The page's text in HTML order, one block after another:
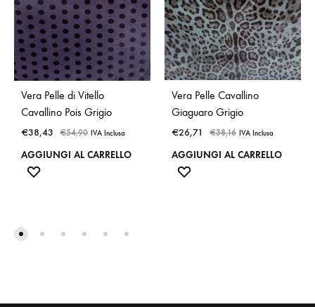
Vera Pelle di Vitello
Cavallino Pois Grigio
€38,43 €54,90 IVA Inclusa
AGGIUNGI AL CARRELLO
Vera Pelle Cavallino
Giaguaro Grigio
€26,71 €38,16 IVA Inclusa
AGGIUNGI AL CARRELLO